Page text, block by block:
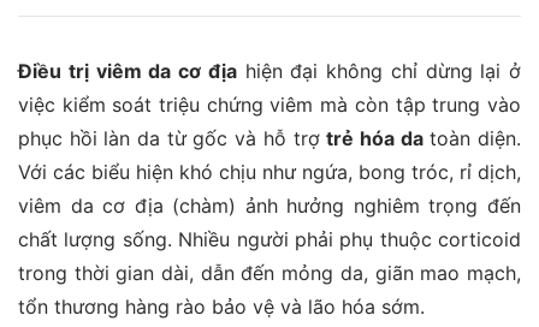
Điều trị viêm da cơ địahiện đại không chỉ dừng lại ở
việc kiểm soát triệu chứng viêm mà còn tập trung vào
phục hồi làn da từ gốc và hỗ trợtrẻ hóa datoàn diện.
Với các biểu hiện khó chịu như ngứa, bong tróc, rỉ dịch,
viêm da cơ địa (chàm) ảnh hưởng nghiêm trọng đến
chất lượng sống. Nhiều người phải phụ thuộc corticoid
trong thời gian dài, dẫn đến mỏng da, giãn mao mạch,
tổn thương hàng rào bảo vệ và lão hóa sớm.